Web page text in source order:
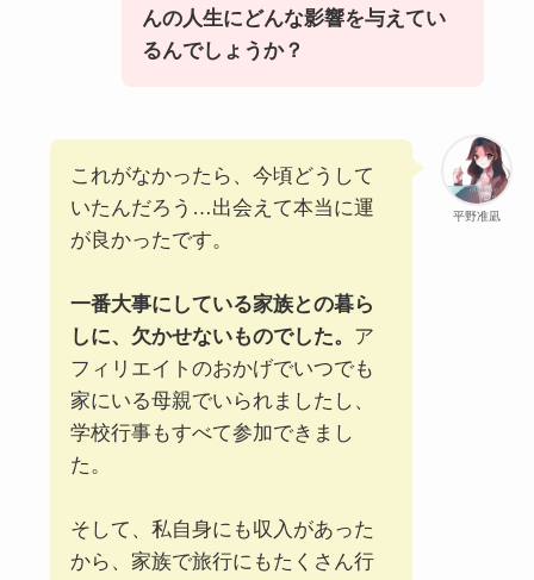
んの人生にどんな影響を与えてい
るんでしょうか？
平野准凪
これがなかったら、今頃どうして
いたんだろう…出会えて本当に運
が良かったです。
一番大事にしている家族との暮ら
しに、欠かせないものでした。 ア
フィリエイトのおかげでいつでも
家にいる母親でいられましたし、
学校行事もすべて参加できまし
た。
そして、私自身にも収入があった
から、家族で旅行にもたくさん行